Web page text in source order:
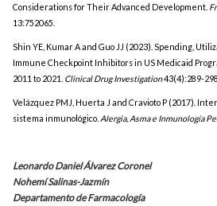
Considerations for Their Advanced Development.
13:752065.
Shin YE, Kumar A and Guo JJ (2023). Spending,
Immune Checkpoint Inhibitors in US Medicaid
2011 to 2021. Clinical Drug Investigation43(4):289-298.
Velázquez PMJ, Huerta J and Cravioto P (2017).
sistema inmunológico. Alergia, Asma e Inmunología
Leonardo Daniel Álvarez Coronel
Nohemí Salinas-Jazmín
Departamento de Farmacología